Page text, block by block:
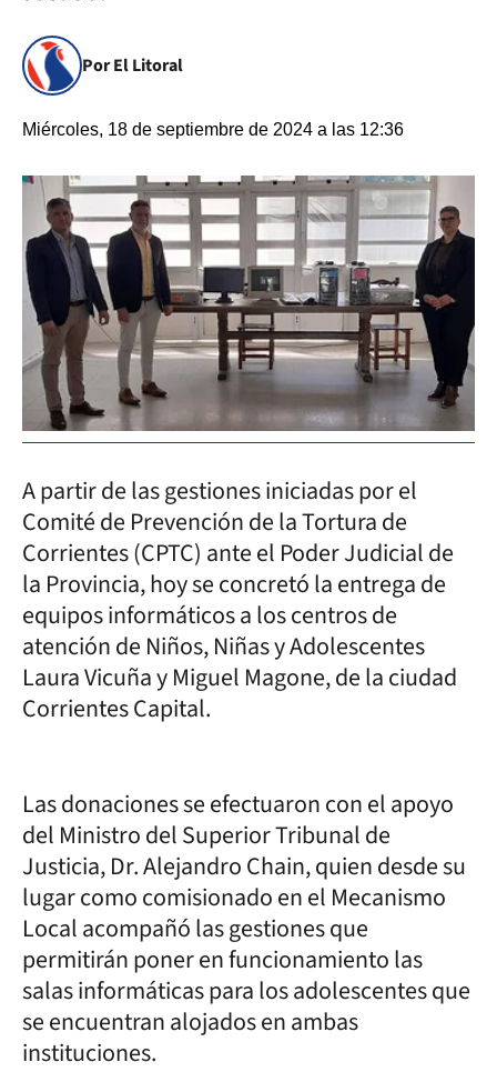
Por El Litoral
Miércoles, 18 de septiembre de 2024 a las 12:36
A partir de las gestiones iniciadas por el
Comité de Prevención de la Tortura de
Corrientes (CPTC) ante el Poder Judicial de
la Provincia, hoy se concretó la entrega de
equipos informáticos a los centros de
atención de Niños, Niñas y Adolescentes
Laura Vicuña y Miguel Magone, de la ciudad
Corrientes Capital.
Las donaciones se efectuaron con el apoyo
del Ministro del Superior Tribunal de
Justicia, Dr. Alejandro Chain, quien desde su
lugar como comisionado en el Mecanismo
Local acompañó las gestiones que
permitirán poner en funcionamiento las
salas informáticas para los adolescentes que
se encuentran alojados en ambas
instituciones.